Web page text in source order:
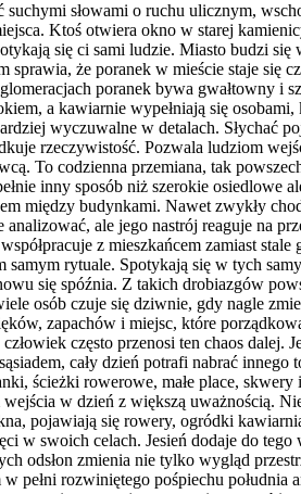
słowami o ruchu ulicznym,
Ktoś otwiera okno w starej
się ci sami ludzie. Miasto budzi
sprawia, że poranek w mieście staje
poranek bywa gwałtowny i
a kawiarnie wypełniają się
wyczuwalne w detalach.
rzeczywistość. Pozwala ludziom
To codzienna przemiana, tak
inny sposób niż szerokie
między budynkami. Nawet zwykły
ale jego nastrój reaguje na
z mieszkańcem zamiast
rytuale. Spotykają się w tych
się spóźnia. Z takich drobiazgów
osób czuje się dziwnie, gdy nagle
zapachów i miejsc, które
często przenosi ten chaos
cały dzień potrafi nabrać
ścieżki rowerowe, małe place, skwery
w dzień z większą uważnością.
pojawiają się rowery, ogródki
w swoich celach. Jesień dodaje do
odsłon zmienia nie tylko wygląd
pełni rozwiniętego pośpiechu